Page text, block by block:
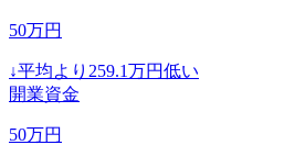
50万円
↓平均より 259.1万円低い
開業資金
50万円